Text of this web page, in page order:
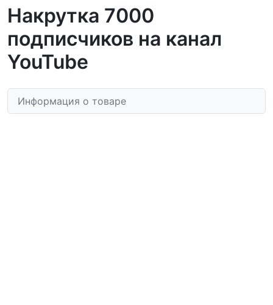
Накрутка 7000
подписчиков на канал
YouTube
Информация о товаре